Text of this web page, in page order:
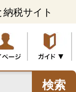
税サイト
検索